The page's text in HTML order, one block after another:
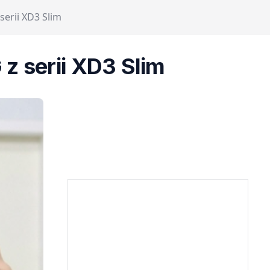
XD3 Slim
serii XD3 Slim